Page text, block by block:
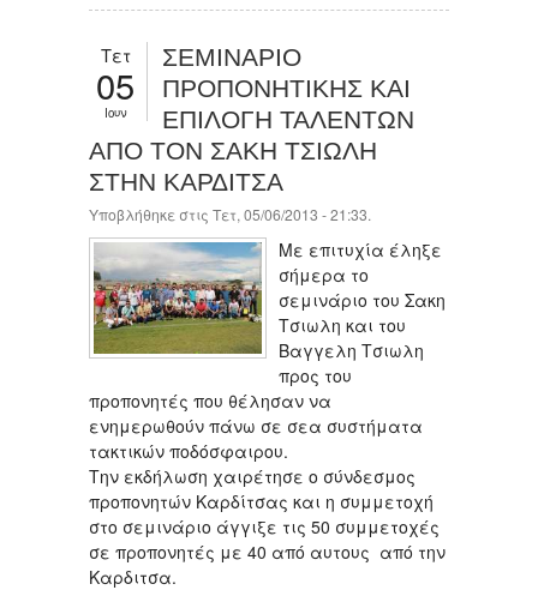
Τετ
05
Ιουν
ΣΕΜΙΝΑΡΙΟ
ΠΡΟΠΟΝΗΤΙΚΗΣ ΚΑΙ
ΕΠΙΛΟΓΗ ΤΑΛΕΝΤΩΝ
ΑΠΟ ΤΟΝ ΣΑΚΗ ΤΣΙΩΛΗ
ΣΤΗΝ ΚΑΡΔΙΤΣΑ
Υποβλήθηκε στις Τετ, 05/06/2013 - 21:33.
Με επιτυχία έληξε
σήμερα το
σεμινάριο του Σακη
Τσιωλη και του
Βαγγελη Τσιωλη
προς του
προπονητές που θέλησαν να
ενημερωθούν πάνω σε σεα συστήματα
τακτικών ποδόσφαιρου.
Την εκδήλωση χαιρέτησε ο σύνδεσμος
προπονητών Καρδίτσας και η συμμετοχή
στο σεμινάριο άγγιξε τις 50 συμμετοχές
σε προπονητές με 40 από αυτους από την
Καρδιτσα.